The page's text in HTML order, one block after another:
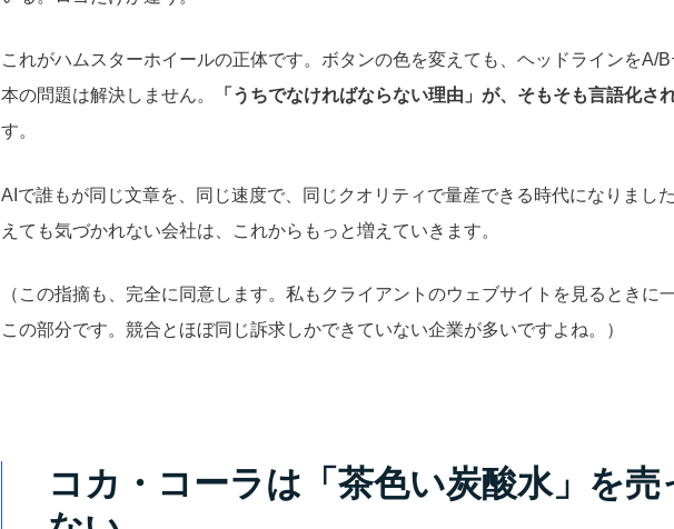
これがハムスターホイールの正体です。ボタンの色を変えても、ヘッドラインをA/
本の問題は解決しません。
「うちでなければならない理由」が、そもそも言語化さ
す。
AIで誰もが同じ文章を、同じ速度で、同じクオリティで量産できる時代になりまし
えても気づかれない会社は、これからもっと増えていきます。
（この指摘も、完全に同意します。私もクライアントのウェブサイトを見るときに
この部分です。競合とほぼ同じ訴求しかできていない企業が多いですよね。）
コカ・コーラは「茶色い炭酸水」を売